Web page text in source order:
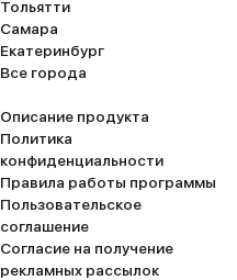
Тольятти
Самара
Екатеринбург
Все города
Описание продукта
Политика
конфиденциальности
Правила работы программы
Пользовательское
соглашение
Согласие на получение
рекламных рассылок